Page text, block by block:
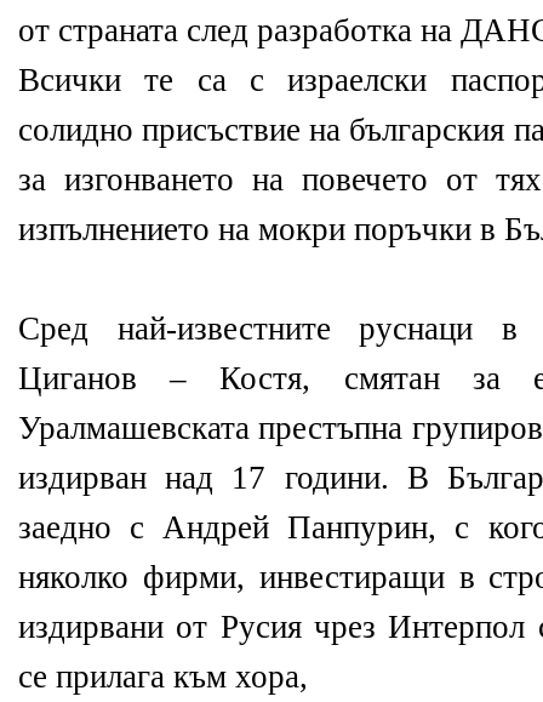
от страната след разработка на
Всички те са с израелски
солидно присъствие на българския
за изгонването на повечето от
изпълнението на мокри поръчки в
Сред най-известните руснаци в
Циганов – Костя, смятан за
Уралмашевската престъпна
издирван над 17 години. В
заедно с Андрей Панпурин, с
няколко фирми, инвестиращи в
издирвани от Русия чрез Интерпол
се прилага към хора,